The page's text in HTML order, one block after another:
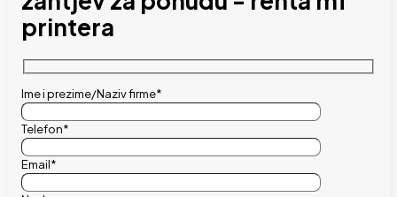
printera
Ime i prezime/Naziv firme*
Telefon*
Email*